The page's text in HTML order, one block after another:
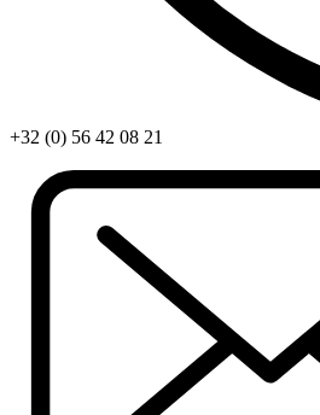
+32 (0) 56 42 08 21